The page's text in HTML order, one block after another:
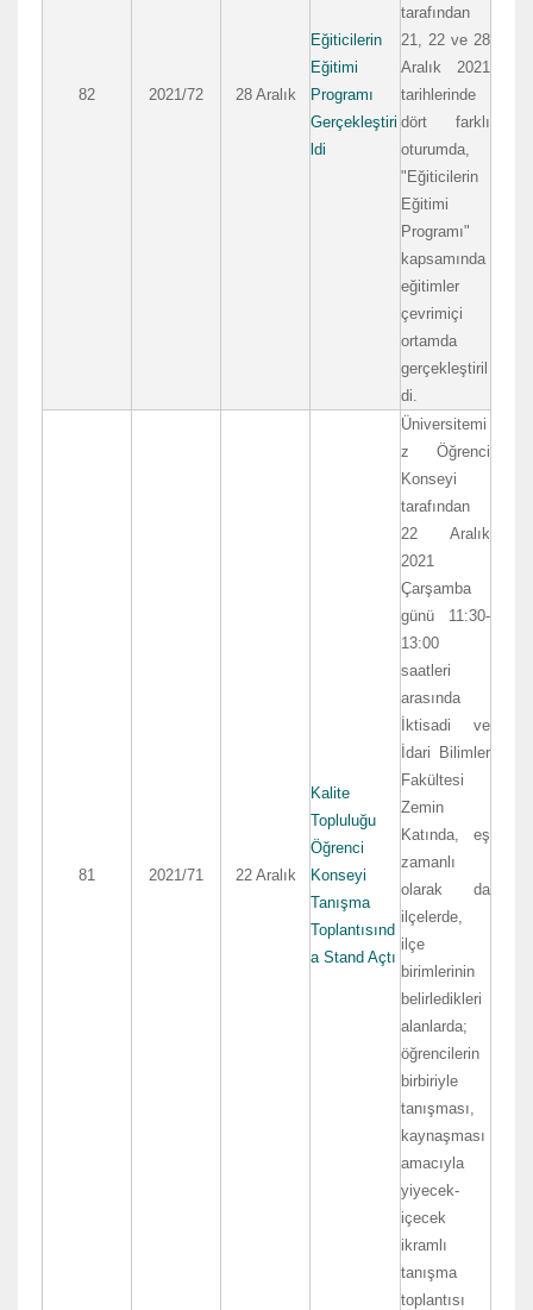
82 2021/72 28 Aralık
Eğiticilerin
Eğitimi
Programı
Gerçekleştiri
ldi
tarafından
21, 22 ve 28
Aralık 2021
tarihlerinde
dört farklı
oturumda,
"Eğiticilerin
Eğitimi
Programı"
kapsamında
eğitimler
çevrimiçi
ortamda
gerçekleştiril
di.
81 2021/71 22 Aralık
Kalite
Topluluğu
Öğrenci
Konseyi
Tanışma
Toplantısınd
a Stand Açtı
Üniversitemi
z Öğrenci
Konseyi
tarafından
22 Aralık
2021
Çarşamba
günü 11:30-
13:00
saatleri
arasında
İktisadi ve
İdari Bilimler
Fakültesi
Zemin
Katında, eş
zamanlı
olarak da
ilçelerde,
ilçe
birimlerinin
belirledikleri
alanlarda;
öğrencilerin
birbiriyle
tanışması,
kaynaşması
amacıyla
yiyecek-
içecek
ikramlı
tanışma
toplantısı